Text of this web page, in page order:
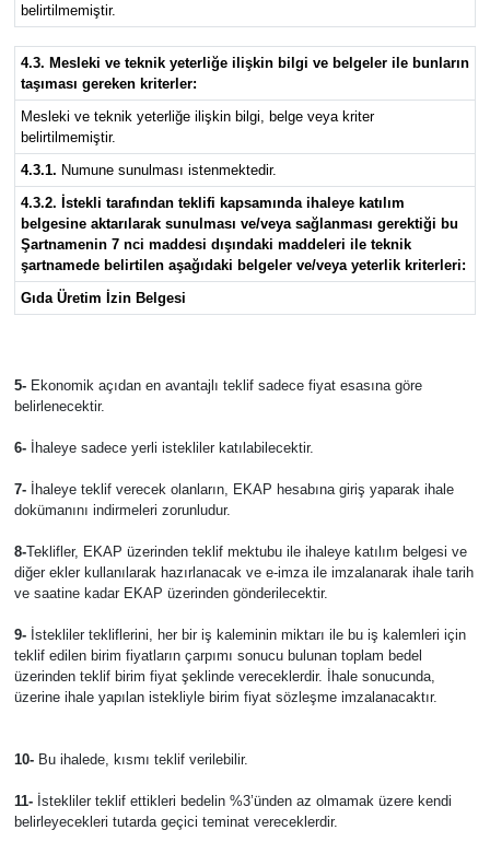
belirtilmemiştir.
4.3. Mesleki ve teknik yeterliğe ilişkin bilgi ve belgeler ile bunların
taşıması gereken kriterler:
Mesleki ve teknik yeterliğe ilişkin bilgi, belge veya kriter
belirtilmemiştir.
4.3.1. Numune sunulması istenmektedir.
4.3.2. İstekli tarafından teklifi kapsamında ihaleye katılım
belgesine aktarılarak sunulması ve/veya sağlanması gerektiği bu
Şartnamenin 7 nci maddesi dışındaki maddeleri ile teknik
şartnamede belirtilen aşağıdaki belgeler ve/veya yeterlik kriterleri:
Gıda Üretim İzin Belgesi
5-Ekonomik açıdan en avantajlı teklif sadece fiyat esasına göre
belirlenecektir.
6-İhaleye sadece yerli istekliler katılabilecektir.
7-İhaleye teklif verecek olanların, EKAP hesabına giriş yaparak ihale
dokümanını indirmeleri zorunludur.
8-Teklifler, EKAP üzerinden teklif mektubu ile ihaleye katılım belgesi ve
diğer ekler kullanılarak hazırlanacak ve e-imza ile imzalanarak ihale tarih
ve saatine kadar EKAP üzerinden gönderilecektir.
9-İstekliler tekliflerini, her bir iş kaleminin miktarı ile bu iş kalemleri için
teklif edilen birim fiyatların çarpımı sonucu bulunan toplam bedel
üzerinden teklif birim fiyat şeklinde vereceklerdir. İhale sonucunda,
üzerine ihale yapılan istekliyle birim fiyat sözleşme imzalanacaktır.
10-Bu ihalede, kısmı teklif verilebilir.
11-İstekliler teklif ettikleri bedelin %3’ünden az olmamak üzere kendi
belirleyecekleri tutarda geçici teminat vereceklerdir.